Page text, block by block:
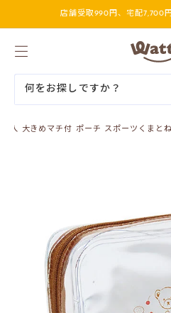
テ
店舗受取990円、宅配7,700
ワ
ッ
ン
入 大きめマチ付 ポーチ スポーツくまと